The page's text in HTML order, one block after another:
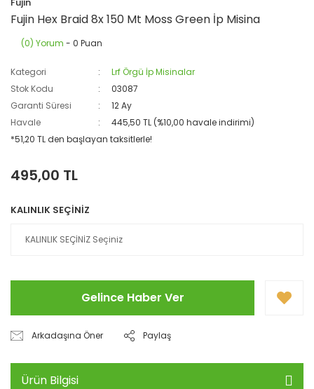
Fujin Hex Braid 8x 150 Mt Moss Green İp Misina
(0) Yorum - 0 Puan
Kategori
Lrf Örgü İp Misinalar
Stok Kodu
03087
Garanti Süresi
12 Ay
Havale
445,50 TL (%10,00 havale indirimi)
*51,20 TL den başlayan taksitlerle!
495,00 TL
KALINLIK SEÇİNİZ
Gelince Haber Ver
Arkadaşına Öner Paylaş
Ürün Bilgisi